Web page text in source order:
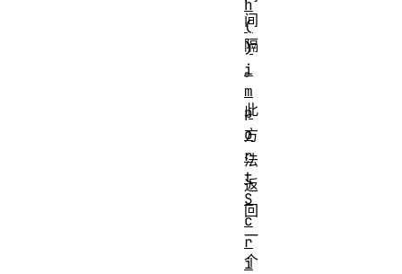
间
隔
。
此
方
法
返
回
一
个
h
(
)
i
m
p
o
r
t
S
c
r
i